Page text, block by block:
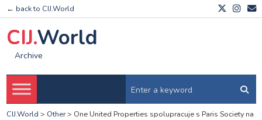
← back to CIJ.World
CIJ.World
Archive
CIJ.World > Other> One United Properties spolupracuje s Paris Society na